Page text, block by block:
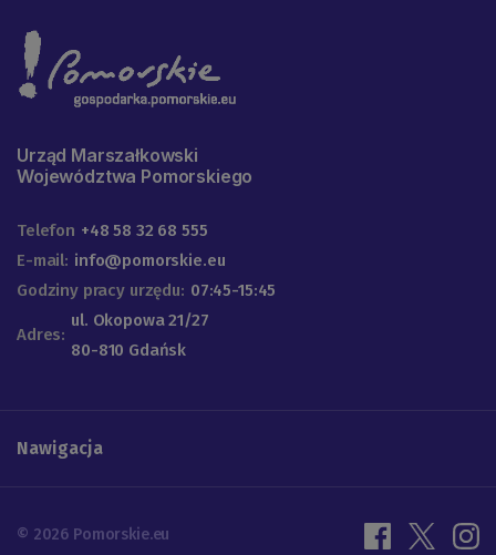
Urząd Marszałkowski
Województwa Pomorskiego
Telefon +48 58 32 68 555
E-mail: info@pomorskie.eu
Godziny pracy urzędu: 07:45-15:45
Adres:
ul. Okopowa 21/27
80-810 Gdańsk
Nawigacja
© 2026 Pomorskie.eu